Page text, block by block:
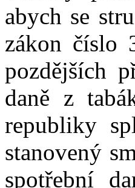
abych se
zákon číslo
pozdějších
daně z
republiky
stanovený
spotřební